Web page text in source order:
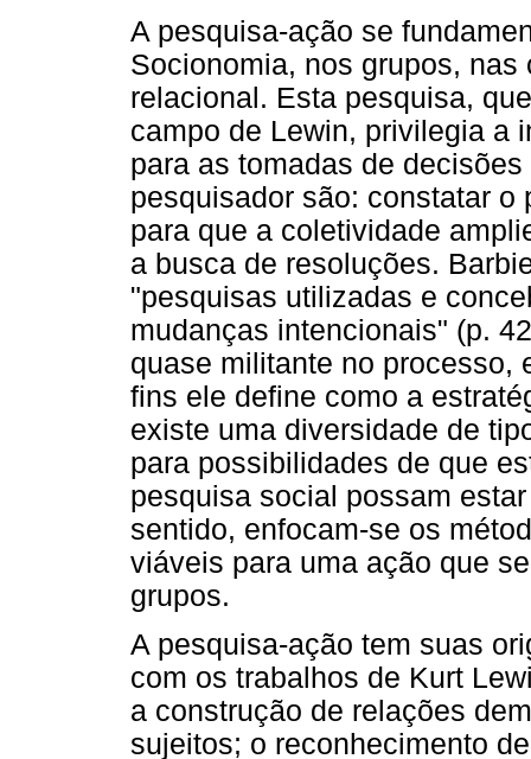
A pesquisa-ação se
Socionomia, nos grupos,
relacional. Esta pesquisa,
campo de Lewin, privilegia a
para as tomadas de
pesquisador são: constatar o
para que a coletividade
a busca de resoluções.
"pesquisas utilizadas e
mudanças intencionais" (p.
quase militante no processo,
fins ele define como a
existe uma diversidade de
para possibilidades de que
pesquisa social possam
sentido, enfocam-se os
viáveis para uma ação que
grupos.
A pesquisa-ação tem suas
com os trabalhos de Kurt
a construção de relações
sujeitos; o reconhecimento